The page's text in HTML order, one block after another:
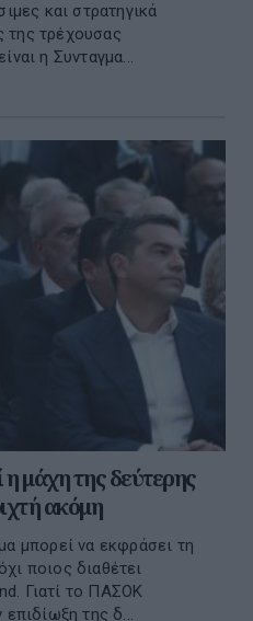
και στρατηγικά
της τρέχουσας
η Συνταγμα...
μάχη της δεύτερης
ακόμη
μπορεί να εκφράσει τη
ποιος διαθέτει
Γιατί το ΠΑΣΟΚ
της δ...